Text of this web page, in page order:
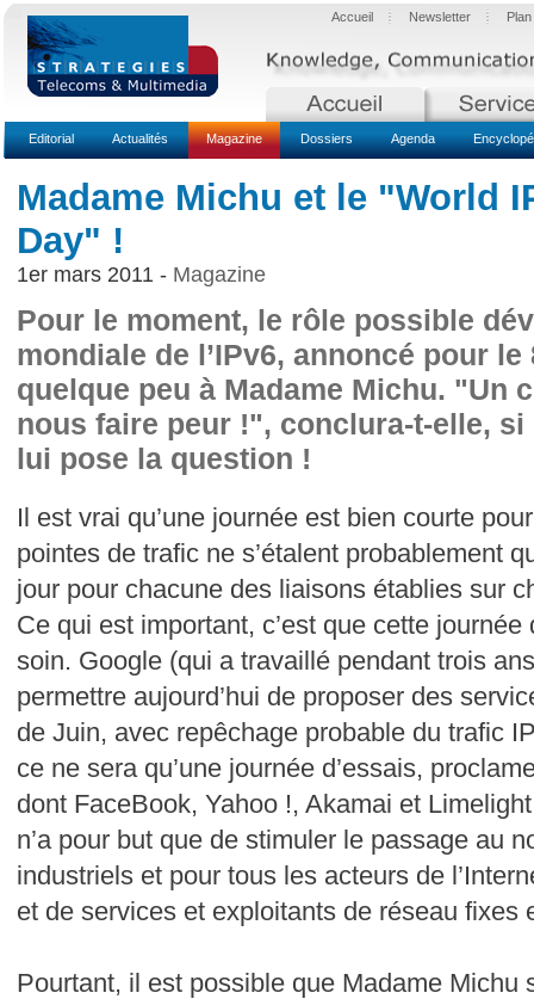
Accueil Newsletter
Editorial Actualités Magazine Dossiers Agenda
Madame Michu et le "World
Day" !
1er mars 2011 - Magazine
Pour le moment, le rôle possible
mondiale de l’IPv6, annoncé pour
quelque peu à Madame Michu. "Un
nous faire peur !", conclura-t-elle, si
lui pose la question !
Il est vrai qu’une journée est bien courte
pointes de trafic ne s’étalent probablement
jour pour chacune des liaisons établies sur
Ce qui est important, c’est que cette
soin. Google (qui a travaillé pendant trois
permettre aujourd’hui de proposer des
de Juin, avec repêchage probable du trafic
ce ne sera qu’une journée d’essais,
dont FaceBook, Yahoo !, Akamai et
n’a pour but que de stimuler le passage au
industriels et pour tous les acteurs de
et de services et exploitants de réseau fixes
Pourtant, il est possible que Madame Michu